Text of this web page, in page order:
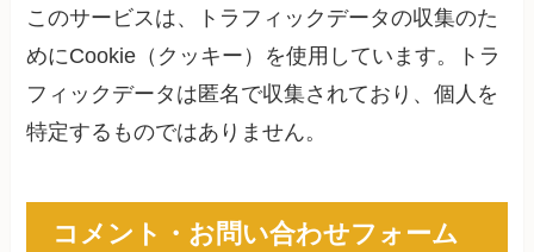
このサービスは、トラフィックデータの収集のた
めにCookie（クッキー）を使用しています。トラ
フィックデータは匿名で収集されており、個人を
特定するものではありません。
コメント・お問い合わせフォーム